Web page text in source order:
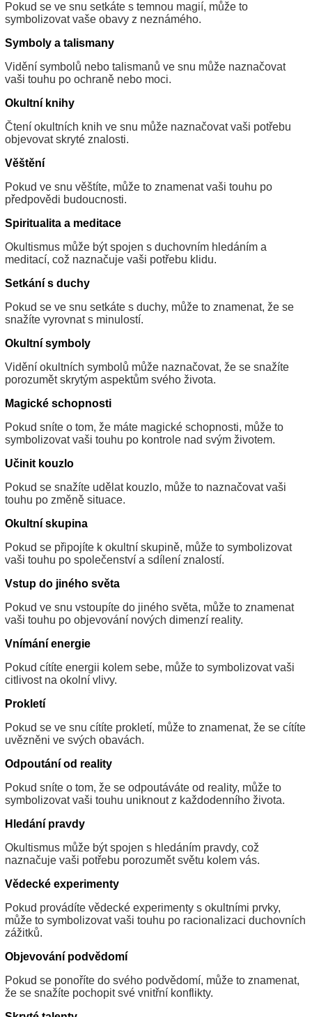
Pokud se ve snu setkáte s temnou magií, může to
symbolizovat vaše obavy z neznámého.
Symboly a talismany
Vidění symbolů nebo talismanů ve snu může naznačovat
vaši touhu po ochraně nebo moci.
Okultní knihy
Čtení okultních knih ve snu může naznačovat vaši potřebu
objevovat skryté znalosti.
Věštění
Pokud ve snu věštíte, může to znamenat vaši touhu po
předpovědi budoucnosti.
Spiritualita a meditace
Okultismus může být spojen s duchovním hledáním a
meditací, což naznačuje vaši potřebu klidu.
Setkání s duchy
Pokud se ve snu setkáte s duchy, může to znamenat, že se
snažíte vyrovnat s minulostí.
Okultní symboly
Vidění okultních symbolů může naznačovat, že se snažíte
porozumět skrytým aspektům svého života.
Magické schopnosti
Pokud sníte o tom, že máte magické schopnosti, může to
symbolizovat vaši touhu po kontrole nad svým životem.
Učinit kouzlo
Pokud se snažíte udělat kouzlo, může to naznačovat vaši
touhu po změně situace.
Okultní skupina
Pokud se připojíte k okultní skupině, může to symbolizovat
vaši touhu po společenství a sdílení znalostí.
Vstup do jiného světa
Pokud ve snu vstoupíte do jiného světa, může to znamenat
vaši touhu po objevování nových dimenzí reality.
Vnímání energie
Pokud cítíte energii kolem sebe, může to symbolizovat vaši
citlivost na okolní vlivy.
Prokletí
Pokud se ve snu cítíte prokletí, může to znamenat, že se cítíte
uvězněni ve svých obavách.
Odpoutání od reality
Pokud sníte o tom, že se odpoutáváte od reality, může to
symbolizovat vaši touhu uniknout z každodenního života.
Hledání pravdy
Okultismus může být spojen s hledáním pravdy, což
naznačuje vaši potřebu porozumět světu kolem vás.
Vědecké experimenty
Pokud provádíte vědecké experimenty s okultními prvky,
může to symbolizovat vaši touhu po racionalizaci duchovních
zážitků.
Objevování podvědomí
Pokud se ponoříte do svého podvědomí, může to znamenat,
že se snažíte pochopit své vnitřní konflikty.